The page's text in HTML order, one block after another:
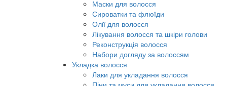
Маски для волосся
Сироватки та флюїди
Олії для волосся
Лікування волосся та шкіри голови
Реконструкція волосся
Набори догляду за волоссям
Укладка волосся
Лаки для укладання волосся